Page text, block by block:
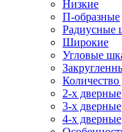
Низкие
П-образные
Радиусные
Широкие
Угловые
Количество
2-х дверные
3-х дверные
4-х дверные